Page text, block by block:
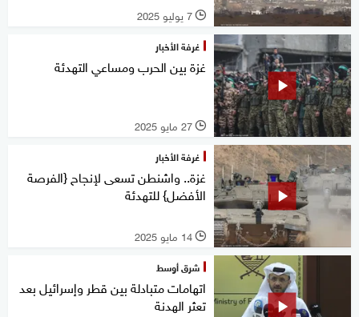
l 7 يوليو 2025
غرفة الأخبار
غزة بين الحرب ومساعي التهدئة
l 27 مايو 2025
غرفة الأخبار
غزة.. واشنطن تسعى لإنجاح {الفرصة
الأفضل} للتهدئة
l 14 مايو 2025
شرق أوسط
اتهامات متبادلة بين قطر وإسرائيل بعد
تعثر الهدنة